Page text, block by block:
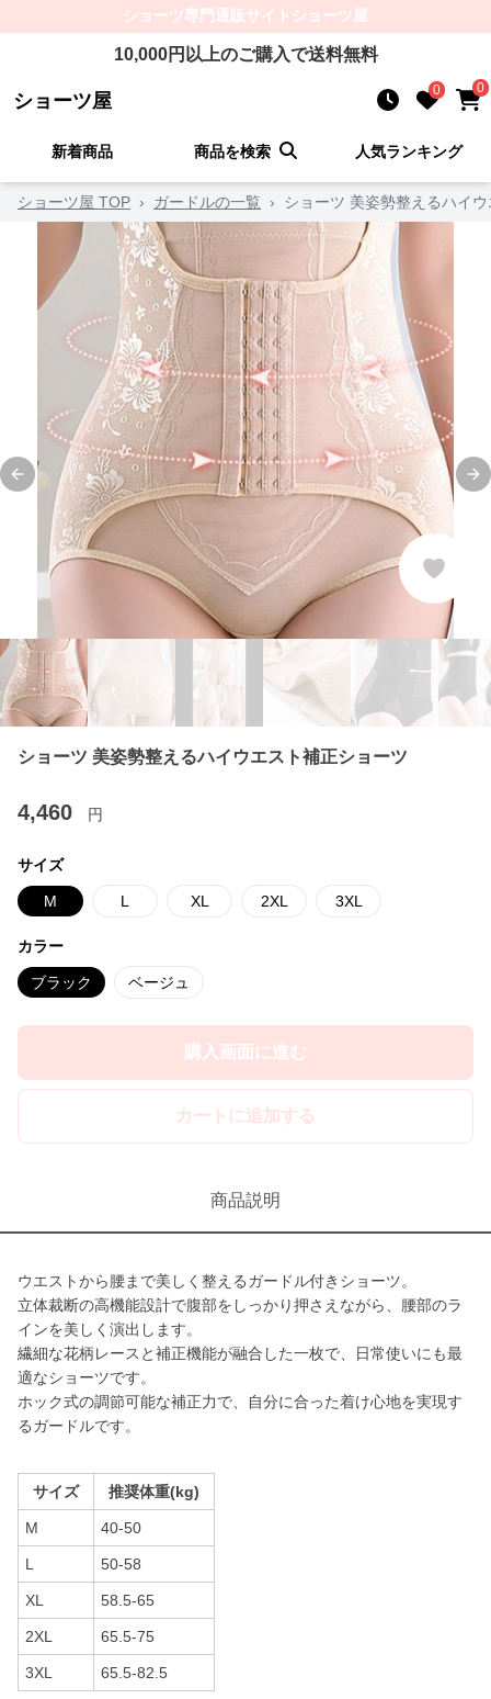
ショーツ専門通販サイト ショーツ屋
10,000円以上のご購入で送料無料
ショーツ屋 0 0
新着商品 商品を検索 人気ランキング
ショーツ屋 TOP › ガードルの一覧 › ショーツ 美姿勢整えるハイ
Previous slide
ショーツ 美姿勢整えるハイウエスト補正ショーツ
4,460 円
サイズ
M L XL 2XL 3XL
カラー
ブラック ベージュ
購入画面に進む
カートに追加する
商品説明
ウエストから腰まで美しく整えるガードル付きショーツ。
立体裁断の高機能設計で腹部をしっかり押さえながら、腰部のラ
インを美しく演出します。
繊細な花柄レースと補正機能が融合した一枚で、日常使いにも最
適なショーツです。
ホック式の調節可能な補正力で、自分に合った着け心地を実現す
るガードルです。
サイズ 推奨体重(kg)
M 40-50
L 50-58
XL 58.5-65
2XL 65.5-75
3XL 65.5-82.5